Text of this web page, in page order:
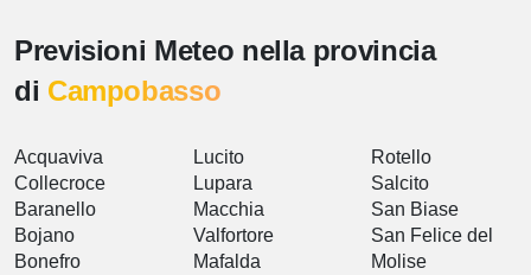
Previsioni Meteo nella provincia
di Campobasso
Acquaviva
Collecroce
Baranello
Bojano
Bonefro
Lucito
Lupara
Macchia
Valfortore
Mafalda
Rotello
Salcito
San Biase
San Felice del
Molise